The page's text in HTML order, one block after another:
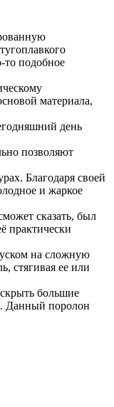
то подобное
материала,
день
позволяют
Благодаря своей
и жаркое
сказать, был
практически
на сложную
стягивая ее или
большие
. Данный поролон